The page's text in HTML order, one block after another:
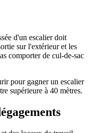
d'un escalier doit
sur l'extérieur et les
comporter de cul-de-sac
pour gagner un escalier
supérieure à 40 mètres.